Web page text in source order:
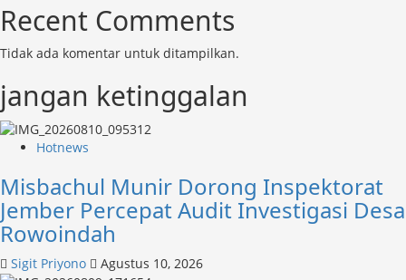
Recent Comments
Tidak ada komentar untuk ditampilkan.
jangan ketinggalan
Hotnews
Misbachul Munir Dorong Inspektorat
Jember Percepat Audit Investigasi Desa
Rowoindah
Sigit Priyono Agustus 10, 2026